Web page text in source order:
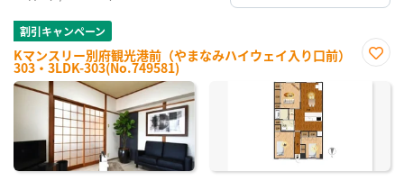
割引キャンペーン
Kマンスリー別府観光港前（やまなみハイウェイ入り口前）
303・3LDK-303(No.749581)
に入